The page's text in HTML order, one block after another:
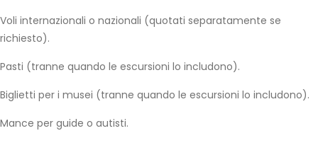
Voli internazionali o nazionali (quotati separatamente se
richiesto).
Pasti (tranne quando le escursioni lo includono).
Biglietti per i musei (tranne quando le escursioni lo includono).
Mance per guide o autisti.